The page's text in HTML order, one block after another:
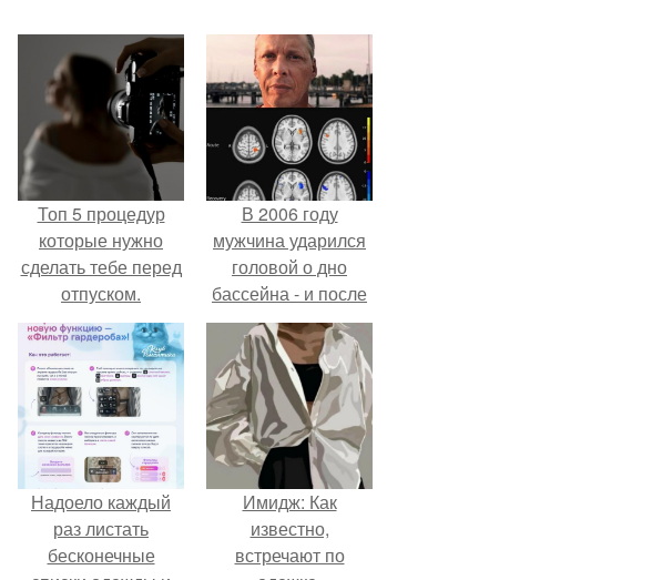
Топ 5 процедур
которые нужно
сделать тебе перед
отпуском.
В 2006 году
мужчина ударился
головой о дно
бассейна - и после
этого его жизнь
изменилась самым
странным образом.
Надоело каждый
раз листать
бесконечные
Имидж: Как
известно,
встречают по